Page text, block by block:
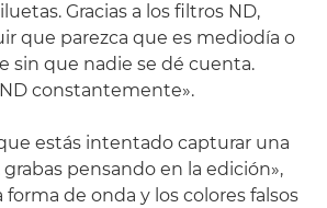
Gracias a los filtros ND,
que parezca que es mediodía o
sin que nadie se dé cuenta.
constantemente».
estás intentado capturar una
pensando en la edición»,
forma de onda y los colores falsos